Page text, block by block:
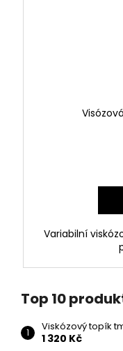
Variabilní
Top 10
Viskózový topík
1 320 Kč